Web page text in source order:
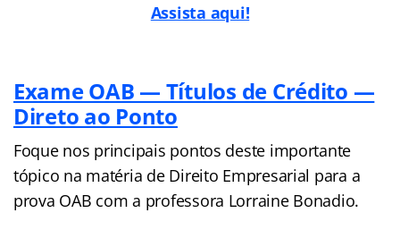
Assista aqui!
Exame OAB — Títulos de Crédito —
Direto ao Ponto
Foque nos principais pontos deste importante
tópico na matéria de Direito Empresarial para a
prova OAB com a professora Lorraine Bonadio.